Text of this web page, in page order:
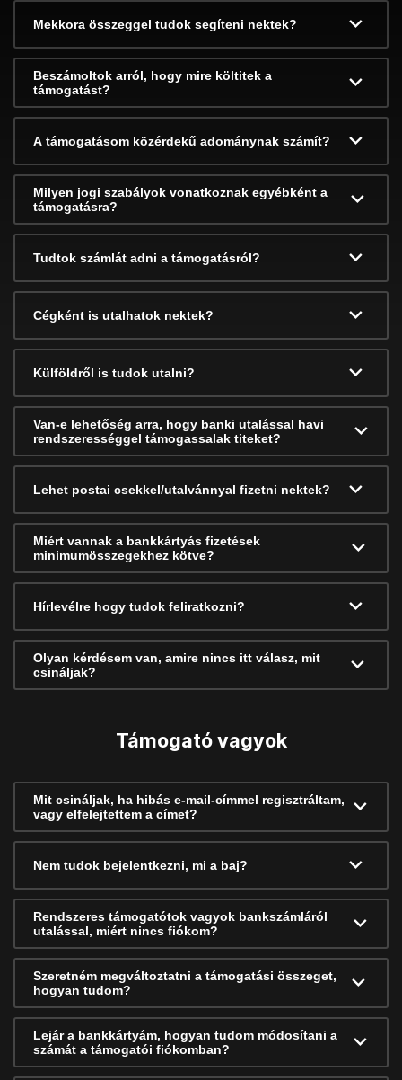
Mekkora összeggel tudok segíteni nektek?
Beszámoltok arról, hogy mire költitek a
támogatást?
A támogatásom közérdekű adománynak számít?
Milyen jogi szabályok vonatkoznak egyébként a
támogatásra?
Tudtok számlát adni a támogatásról?
Cégként is utalhatok nektek?
Külföldről is tudok utalni?
Van-e lehetőség arra, hogy banki utalással havi
rendszerességgel támogassalak titeket?
Lehet postai csekkel/utalvánnyal fizetni nektek?
Miért vannak a bankkártyás fizetések
minimumösszegekhez kötve?
Hírlevélre hogy tudok feliratkozni?
Olyan kérdésem van, amire nincs itt válasz, mit
csináljak?
Támogató vagyok
Mit csináljak, ha hibás e-mail-címmel regisztráltam,
vagy elfelejtettem a címet?
Nem tudok bejelentkezni, mi a baj?
Rendszeres támogatótok vagyok bankszámláról
utalással, miért nincs fiókom?
Szeretném megváltoztatni a támogatási összeget,
hogyan tudom?
Lejár a bankkártyám, hogyan tudom módosítani a
számát a támogatói fiókomban?